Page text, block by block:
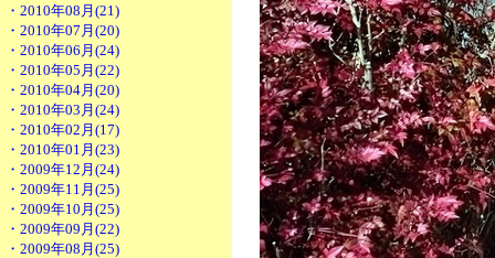
・2010年08月(21)
・2010年07月(20)
・2010年06月(24)
・2010年05月(22)
・2010年04月(20)
・2010年03月(24)
・2010年02月(17)
・2010年01月(23)
・2009年12月(24)
・2009年11月(25)
・2009年10月(25)
・2009年09月(22)
・2009年08月(25)